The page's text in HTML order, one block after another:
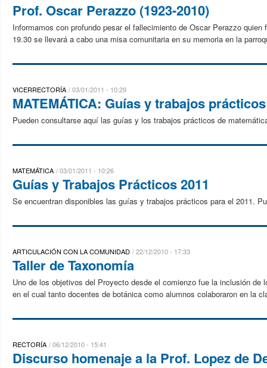
Prof. Oscar Perazzo (1923-2010)
Informamos con profundo pesar el fallecimiento de Oscar Perazzo
19.30 se llevará a cabo una misa comunitaria en su memoria en la
VICERRECTORÍA 03/01/2011 - 10:29
MATEMÁTICA: Guías y trabajos prácticos
Pueden consultarse aquí las guías y los trabajos prácticos de
MATEMÁTICA 03/01/2011 - 10:26
Guías y Trabajos Prácticos 2011
Se encuentran disponibles las guías y trabajos prácticos para el 2011.
ARTICULACIÓN CON LA COMUNIDAD 22/12/2010 - 17:33
Taller de Taxonomía
Uno de los objetivos del Proyecto desde el comienzo fue la inclusión
en el cual tanto docentes de botánica como alumnos colaboraron en la
RECTORÍA 06/12/2010 - 15:41
Discurso homenaje a la Prof. Lopez de